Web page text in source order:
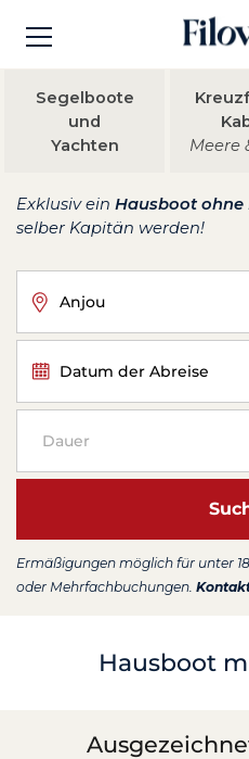
Segelboote
und
Yachten
Meere
Exklusiv ein Hausboot ohne
selber Kapitän werden!
Anjou
Datum der Abreise
Dauer
Ermäßigungen möglich für unter
oder Mehrfachbuchungen.
Hausboot